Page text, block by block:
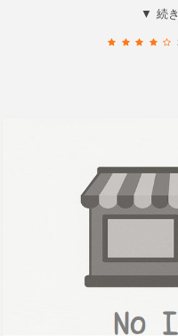
ルフ場です。OUTの途
た。ランチはバイキン
キンのから揚げがお勧め
▼ 続